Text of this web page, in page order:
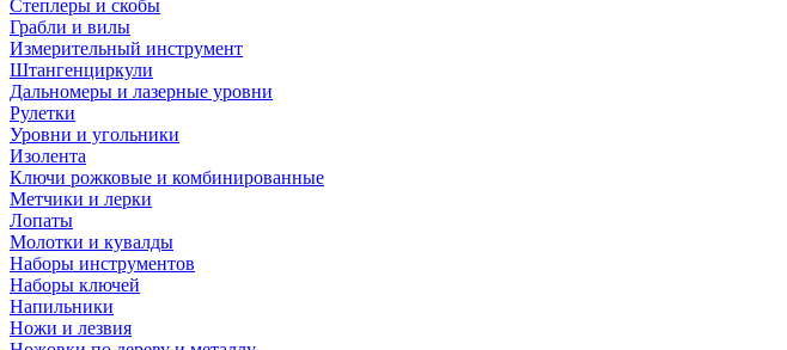
Степлеры и скобы
Грабли и вилы
Измерительный инструмент
Штангенциркули
Дальномеры и лазерные уровни
Рулетки
Уровни и угольники
Изолента
Ключи рожковые и комбинированные
Метчики и лерки
Лопаты
Молотки и кувалды
Наборы инструментов
Наборы ключей
Напильники
Ножи и лезвия